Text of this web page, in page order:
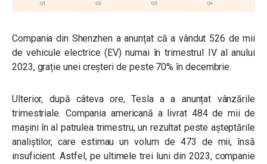
Compania din Shenzhen a anunțat că a vândut 526 de mii
de vehicule electrice (EV) numai în trimestrul IV al anului
2023, grație unei creșteri de peste 70% în decembrie.
Ulterior, după câteva ore, Tesla a a anunțat vânzările
trimestriale. Compania americană a livrat 484 de mii de
mașini în al patrulea trimestru, un rezultat peste așteptările
analiștilor, care estimau un volum de 473 de mii, însă
insuficient. Astfel, pe ultimele trei luni din 2023, companie